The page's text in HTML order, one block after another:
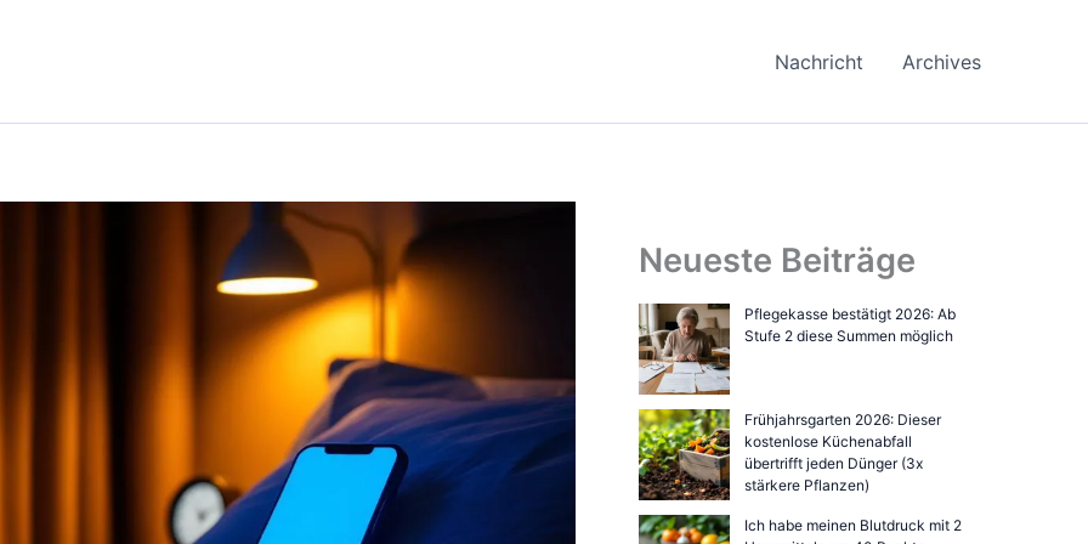
Nachricht Archives
Neueste Beiträge
Pflegekasse bestätigt 2026: Ab
Stufe 2 diese Summen möglich
Frühjahrsgarten 2026: Dieser
kostenlose Küchenabfall
übertrifft jeden Dünger (3x
stärkere Pflanzen)
Ich habe meinen Blutdruck mit 2